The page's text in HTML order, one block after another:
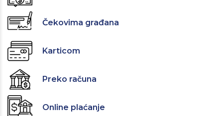
Čekovima građana
Karticom
Preko računa
Online plaćanje